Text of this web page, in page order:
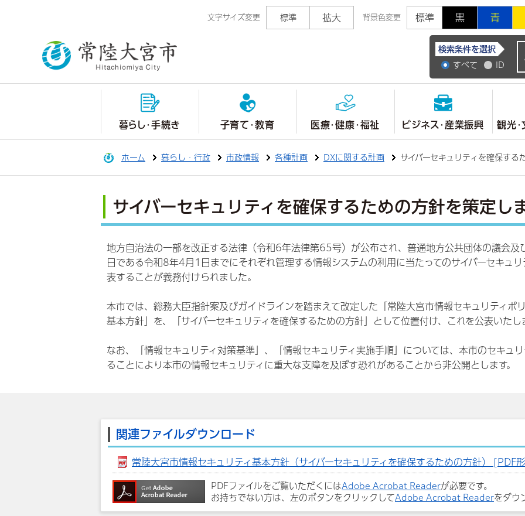
文字サイズ変更 標準 拡大 背景色変更 標準 黒 青
常陸大宮市公式ホ
検索条件を選択
すべて
ID
暮らし・手続き 子育て・教育 医療・健康・福祉 ビジネス・産業振興 観光
ホーム 暮らし・行政 市政情報 各種計画 DXに関する計画 サイバーセキュリティを確保する
サイバーセキュリティを確保するための方針を策定し
地方自治法の一部を改正する法律（令和6年法律第65号）が公布され、普通地方公共団体の議会及
日である令和8年4月1日までにそれぞれ管理する情報システムの利用に当たってのサイバーセキュ
表することが義務付けられました。
本市では、総務大臣指針案及びガイドラインを踏まえて改定した「常陸大宮市情報セキュリティポ
基本方針」を、「サイバーセキュリティを確保するための方針」として位置付け、これを公表いたし
なお、「情報セキュリティ対策基準」、「情報セキュリティ実施手順」については、本市のセキュ
ることにより本市の情報セキュリティに重大な支障を及ぼす恐れがあることから非公開とします。
関連ファイルダウンロード
常陸大宮市情報セキュリティ基本方針（サイバーセキュリティを確保するための方針）
PDFファイルをご覧いただくにはAdobe Acrobat Readerが必要です。
お持ちでない方は、左のボタンをクリックしてAdobe Acrobat Readerをダウ